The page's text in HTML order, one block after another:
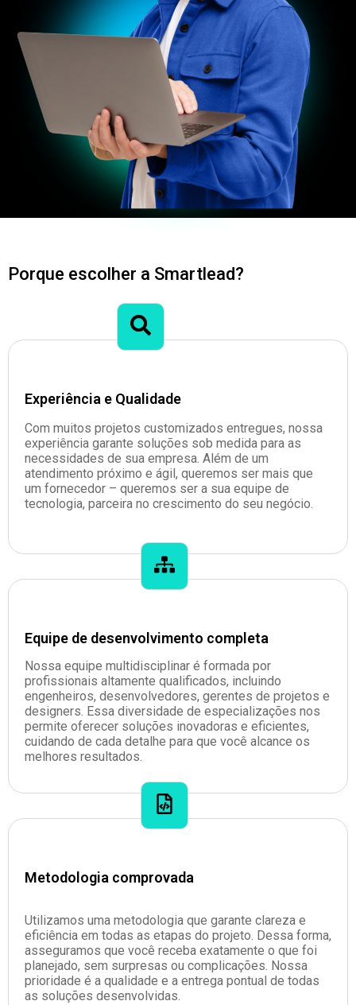
Porque escolher a Smartlead?
Experiência e Qualidade
Com muitos projetos customizados entregues, nossa
experiência garante soluções sob medida para as
necessidades de sua empresa. Além de um
atendimento próximo e ágil, queremos ser mais que
um fornecedor – queremos ser a sua equipe de
tecnologia, parceira no crescimento do seu negócio.
Equipe de desenvolvimento completa
Nossa equipe multidisciplinar é formada por
profissionais altamente qualificados, incluindo
engenheiros, desenvolvedores, gerentes de projetos e
designers. Essa diversidade de especializações nos
permite oferecer soluções inovadoras e eficientes,
cuidando de cada detalhe para que você alcance os
melhores resultados.
Metodologia comprovada
Utilizamos uma metodologia que garante clareza e
eficiência em todas as etapas do projeto. Dessa forma,
asseguramos que você receba exatamente o que foi
planejado, sem surpresas ou complicações. Nossa
prioridade é a qualidade e a entrega pontual de todas
as soluções desenvolvidas.